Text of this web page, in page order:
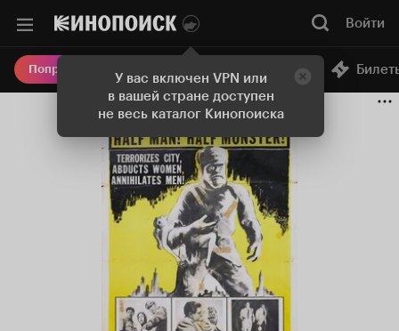
У вас включен VPN или
в вашей стране доступен
не весь каталог Кинопоиска
Войти
Попробовать Плюс Онлайн-кинотеатр